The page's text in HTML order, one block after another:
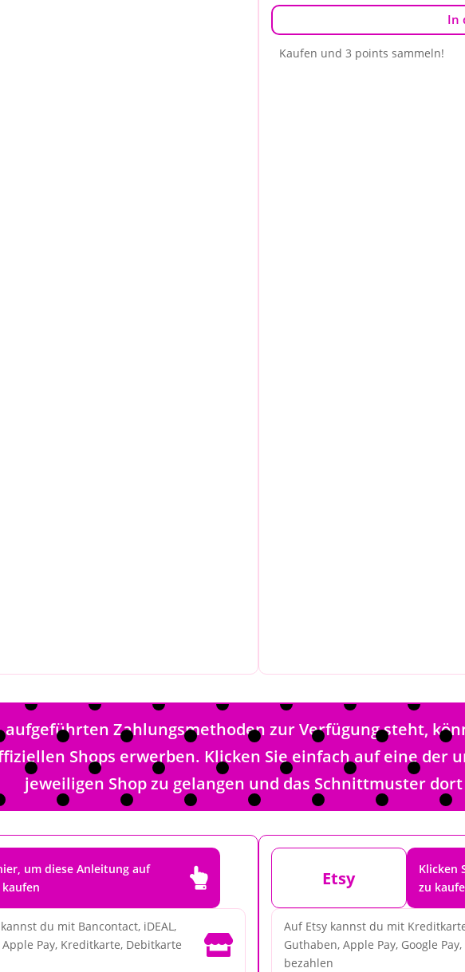
In
Kaufen und 3 points sammeln!
Zahlungsmethoden zur Verfügung steht,
Shops erwerben. Klicken Sie einfach auf eine der
jeweiligen Shop zu gelangen und das Schnittmuster
um diese Anleitung auf

du mit Bancontact, iDEAL,
Apple Pay, Kreditkarte, Debitkarte

Etsy
Klicken
zu
Auf Etsy kannst du mit
Guthaben, Apple Pay, Google
bezahlen